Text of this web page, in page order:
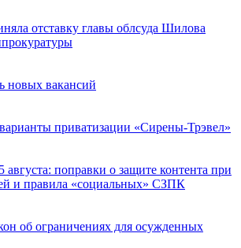
отставку главы облсуда Шилова
новых вакансий
приватизации «Сирены-Трэвел»
августа: поправки о защите контента при
и правила «социальных» СЗПК
об ограничениях для осужденных